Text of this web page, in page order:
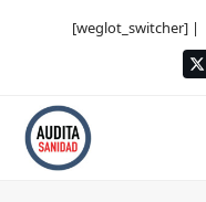
[weglot_switcher] |